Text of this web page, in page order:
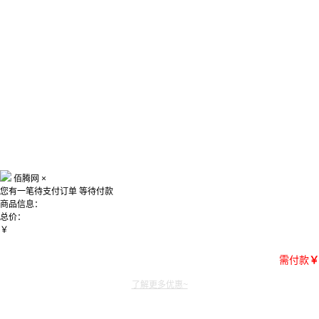
佰腾网 ×
您有一笔待支付订单 等待付款
商品信息：
总价：
￥
需付款￥
了解更多优惠~